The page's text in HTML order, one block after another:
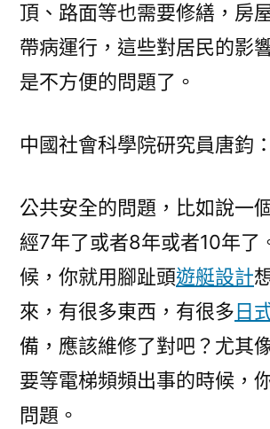
頂、路面等也需要修繕，房
帶病運行，這些對居民的影
是不方便的問題了。
中國社會科學院研究員唐鈞：
公共安全的問題，比如說一
經7年了或者8年或者10年了
候，你就用腳趾頭遊艇設計
來，有很多東西，有很多日
備，應該維修了對吧？尤其
要等電梯頻頻出事的時候，
問題。